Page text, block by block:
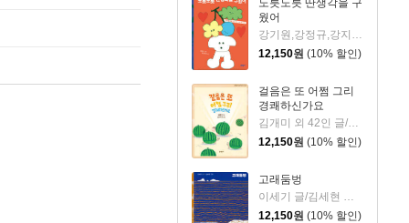
웠어
12,150원 (10% 할인)
걸음은 또 어쩜 그리
경쾌하신가요
김개미 외 42인 글/송선옥 외 20인 그림
12,150원 (10% 할인)
고래둠벙
이세기 글/김세현 그림
12,150원 (10% 할인)